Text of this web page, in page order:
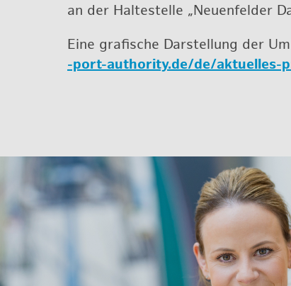
an der Hal­te­stel­le „Neu­en­fel­der
Eine gra­fi­sche Dar­stel­lung der
-​port-​authority.​de/​de/​aktuelles-​